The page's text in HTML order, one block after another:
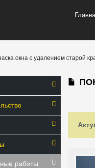
окна с удалением старой
работы